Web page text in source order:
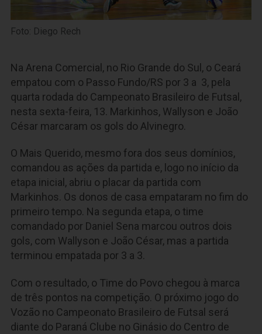
Foto: Diego Rech
Na Arena Comercial, no Rio Grande do Sul, o Ceará
empatou com o Passo Fundo/RS por 3 a 3, pela
quarta rodada do Campeonato Brasileiro de Futsal,
nesta sexta-feira, 13. Markinhos, Wallyson e João
César marcaram os gols do Alvinegro.
O Mais Querido, mesmo fora dos seus domínios,
comandou as ações da partida e, logo no início da
etapa inicial, abriu o placar da partida com
Markinhos. Os donos de casa empataram no fim do
primeiro tempo. Na segunda etapa, o time
comandado por Daniel Sena marcou outros dois
gols, com Wallyson e João César, mas a partida
terminou empatada por 3 a 3.
Com o resultado, o Time do Povo chegou à marca
de três pontos na competição. O próximo jogo do
Vozão no Campeonato Brasileiro de Futsal será
diante do Paraná Clube no Ginásio do Centro de